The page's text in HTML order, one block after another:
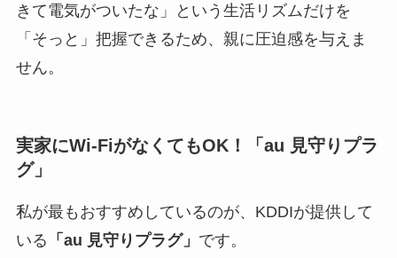
きて電気がついたな」という生活リズムだけを
「そっと」把握できるため、親に圧迫感を与えま
せん。
実家にWi-FiがなくてもOK！「au 見守りプラ
グ」
私が最もおすすめしているのが、KDDIが提供して
いる 「au 見守りプラグ」 です。